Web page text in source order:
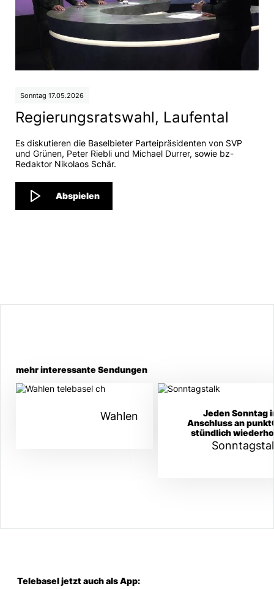
Sonntag 17.05.2026
Regierungsratswahl, Laufental
Es diskutieren die Baselbieter Parteipräsidenten von SVP
und Grünen, Peter Riebli und Michael Durrer, sowie bz-
Redaktor Nikolaos Schär.
Abspielen
mehr interessante Sendungen
Wahlen
Jeden Sonntag
Anschluss an
stündlich
Telebasel jetzt auch als App: